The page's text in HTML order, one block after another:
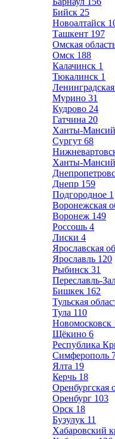
Бийск 25
Новоалтайск
Ташкент 197
Омская
Омск 188
Калачинск 1
Тюкалинск 1
Мурино 31
Кудрово 24
Гатчина 20
Ханты-
Сургут 68
Ханты-
Днепр 159
Подгородное 1
Воронежская
Воронеж 149
Россошь 4
Лиски 4
Ярославская
Ярославль 120
Рыбинск 31
Переславль-
Бишкек 162
Тульская
Тула 110
Новомосковск
Щёкино 6
Республика
Симферополь
Ялта 19
Керчь 18
Оренбургская
Оренбург 103
Орск 18
Бузулук 11
Хабаровский